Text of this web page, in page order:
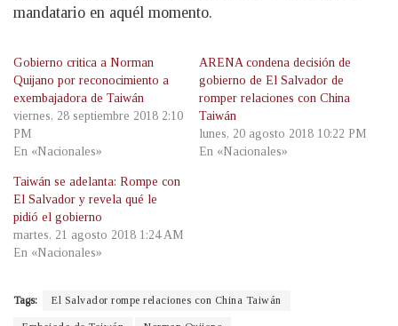
mandatario en aquél momento.
Gobierno critica a Norman
Quijano por reconocimiento a
exembajadora de Taiwán
viernes, 28 septiembre 2018 2:10
PM
En «Nacionales»
ARENA condena decisión de
gobierno de El Salvador de
romper relaciones con China
Taiwán
lunes, 20 agosto 2018 10:22 PM
En «Nacionales»
Taiwán se adelanta: Rompe con
El Salvador y revela qué le
pidió el gobierno
martes, 21 agosto 2018 1:24 AM
En «Nacionales»
Tags: El Salvador rompe relaciones con China Taiwán